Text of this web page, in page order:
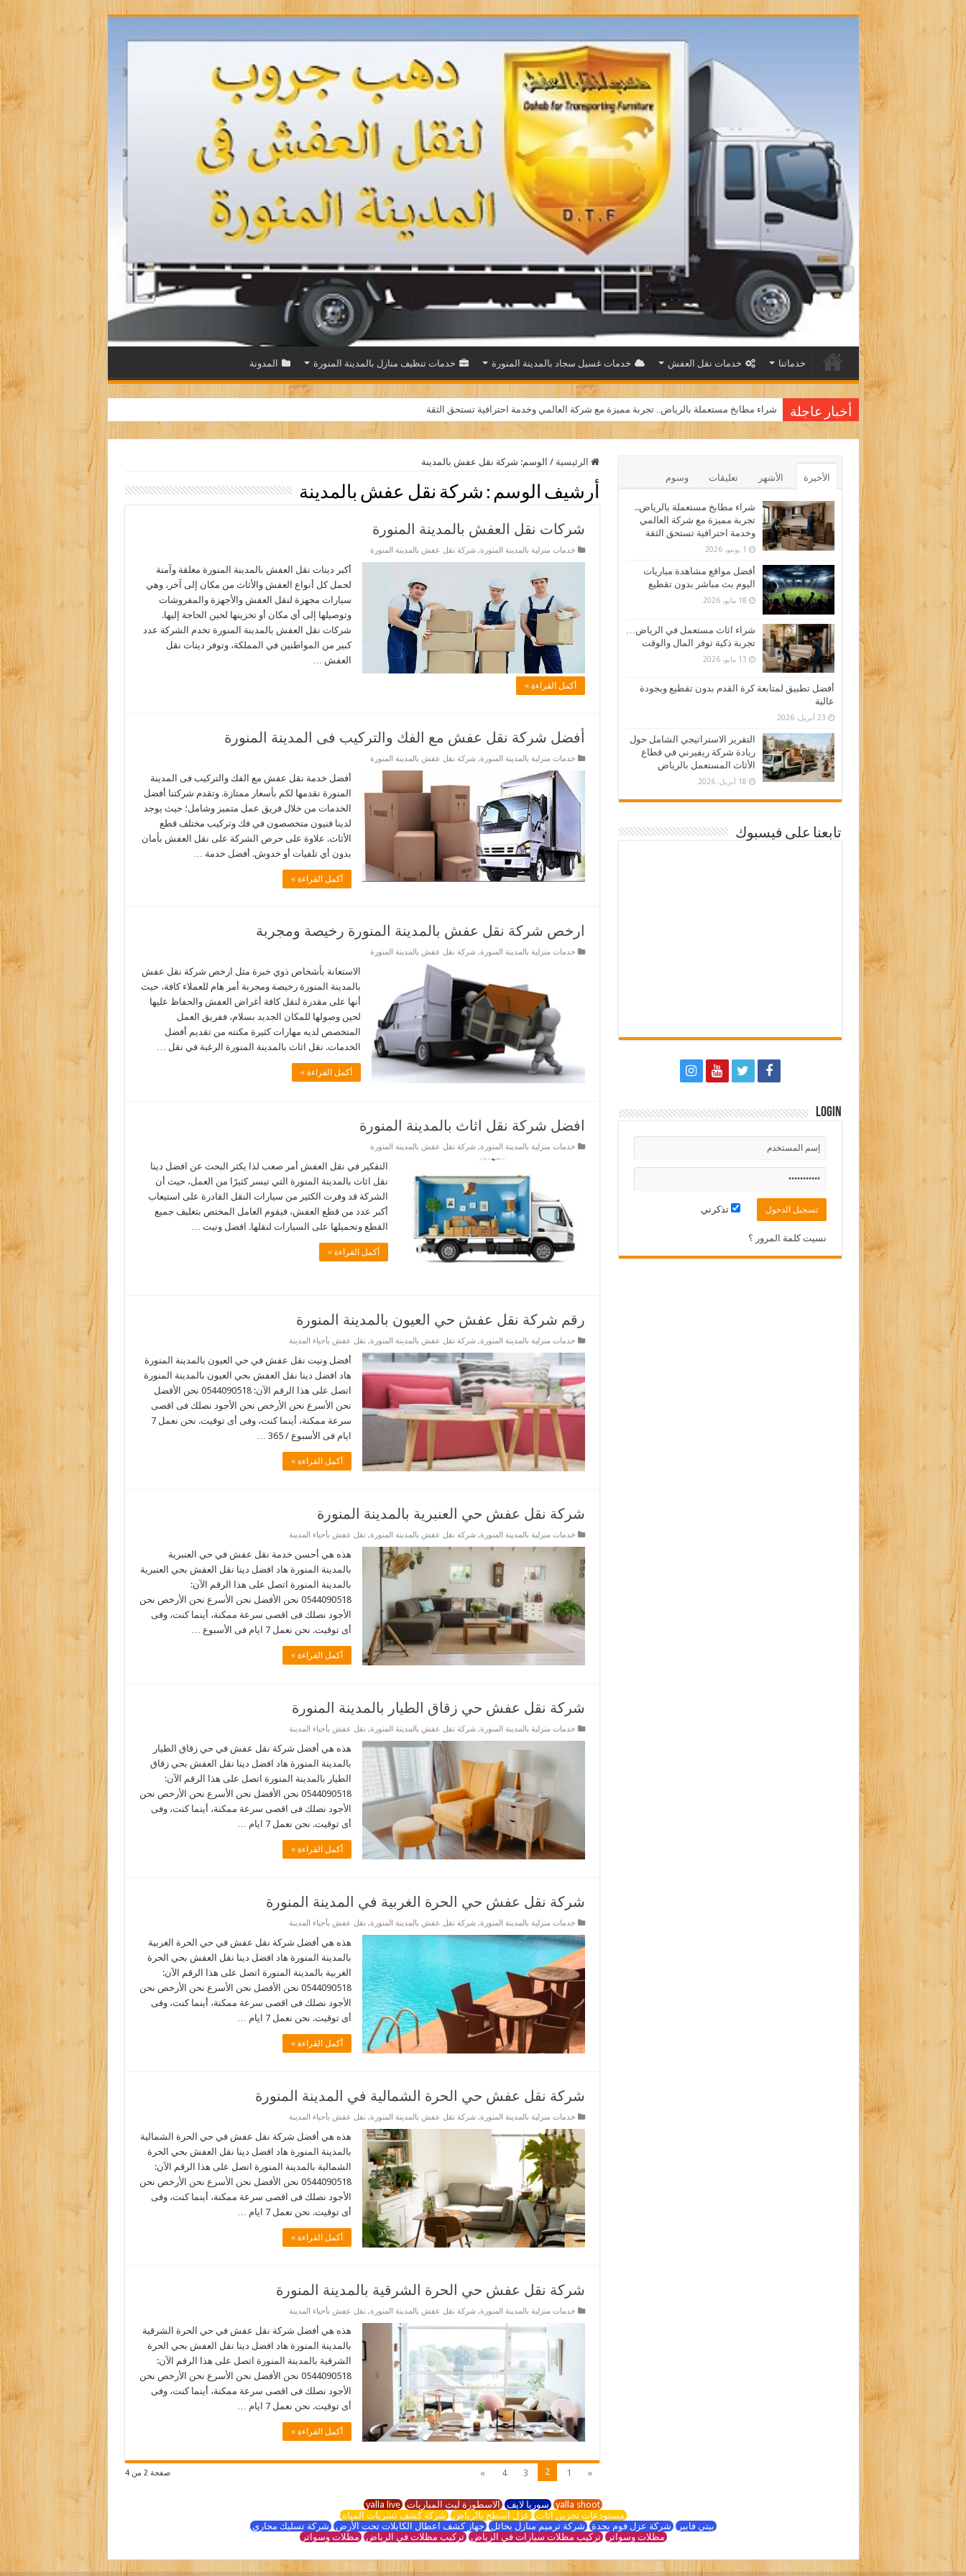
خدماتنا خدمات نقل العفش خدمات غسيل سجاد بالمدينة المنورة خدمات تنظيف منازل بالمدينة المنورة المدونة
أخبار عاجلة شراء مطابخ مستعملة بالرياض.. تجربة مميزة مع شركة العالمي وخدمة احترافية تستحق الثقة
أفضل مواقع مشاهدة مباريات اليوم بث مباشر بدون تقطيع
الرئيسية / الوسم: شركة نقل عفش بالمدينة
أرشيف الوسم : شركة نقل عفش بالمدينة
شركات نقل العفش بالمدينة المنورة
خدمات منزلية بالمدينة المنورة,شركة نقل عفش بالمدينة المنورة
أكبر دينات نقل العفش بالمدينة المنورة مغلقة وآمنة
لحمل كل أنواع العفش والأثاث من مكان إلى آخر، وهي
سيارات مجهزة لنقل العفش والأجهزة والمفروشات
وتوصيلها إلى أي مكان أو تخزينها لحين الحاجة إليها.
شركات نقل العفش بالمدينة المنورة تخدم الشركة عدد
كبير من المواطنين في المملكة، وتوفر دينات نقل
العفش …
أكمل القراءة »
أفضل شركة نقل عفش مع الفك والتركيب فى المدينة المنورة
خدمات منزلية بالمدينة المنورة,شركة نقل عفش بالمدينة المنورة
أفضل خدمة نقل عفش مع الفك والتركيب فى المدينة
المنورة نقدمها لكم بأسعار ممتازة. وتقدم شركتنا أفضل
الخدمات من خلال فريق عمل متميز وشامل؛ حيث يوجد
لدينا فنيون متخصصون في فك وتركيب مختلف قطع
الأثاث. علاوة على حرص الشركة على نقل العفش بأمان
بدون أي تلفيات أو خدوش. أفضل خدمة …
أكمل القراءة »
ارخص شركة نقل عفش بالمدينة المنورة رخيصة ومجربة
خدمات منزلية بالمدينة المنورة,شركة نقل عفش بالمدينة المنورة
الاستعانة بأشخاص ذوي خبرة مثل ارخص شركة نقل عفش
بالمدينة المنورة رخيصة ومجربة أمر هام للعملاء كافة، حيث
أنها على مقدرة لنقل كافة أغراض العفش والحفاظ عليها
لحين وصولها للمكان الجديد بسلام، ففريق العمل
المتخصص لديه مهارات كثيرة مكنته من تقديم أفضل
الخدمات. نقل اثاث بالمدينة المنورة الرغبة في نقل …
أكمل القراءة »
افضل شركة نقل اثاث بالمدينة المنورة
خدمات منزلية بالمدينة المنورة,شركة نقل عفش بالمدينة المنورة
التفكير في نقل العفش أمر صعب لذا يكثر البحث عن افضل دينا
نقل اثاث بالمدينة المنورة التي تيسر كثيرًا من العمل، حيث أن
الشركة قد وفرت الكثير من سيارات النقل القادرة على استيعاب
أكبر عدد من قطع العفش، فيقوم العامل المختص بتغليف جميع
القطع وتحميلها على السيارات لنقلها. افضل ونيت …
أكمل القراءة »
رقم شركة نقل عفش حي العيون بالمدينة المنورة
خدمات منزلية بالمدينة المنورة,شركة نقل عفش بالمدينة المنورة, نقل عفش بأحياء المدينة
أفضل ونيت نقل عفش في حي العيون بالمدينة المنورة
هاد افضل دينا نقل العفش بحي العيون بالمدينة المنورة
اتصل على هذا الرقم الآن: 0544090518 نحن الأفضل
نحن الأسرع نحن الأرخص نحن الأجود نصلك فى اقصى
سرعة ممكنة، أينما كنت، وفى أى توقيت. نحن نعمل 7
ايام فى الأسبوع / 365 …
أكمل القراءة »
شركة نقل عفش حي العنبرية بالمدينة المنورة
خدمات منزلية بالمدينة المنورة,شركة نقل عفش بالمدينة المنورة, نقل عفش بأحياء المدينة
هذه هي أحسن خدمة نقل عفش في حي العنبرية
بالمدينة المنورة هاد افضل دينا نقل العفش بحي العنبرية
بالمدينة المنورة اتصل على هذا الرقم الآن:
0544090518 نحن الأفضل نحن الأسرع نحن الأرخص نحن
الأجود نصلك فى اقصى سرعة ممكنة، أينما كنت، وفى
أى توقيت. نحن نعمل 7 ايام فى الأسبوع …
أكمل القراءة »
شركة نقل عفش حي زقاق الطيار بالمدينة المنورة
خدمات منزلية بالمدينة المنورة,شركة نقل عفش بالمدينة المنورة, نقل عفش بأحياء المدينة
هذه هي أفضل شركة نقل عفش في حي زقاق الطيار
بالمدينة المنورة هاد افضل دينا نقل العفش بحي زقاق
الطيار بالمدينة المنورة اتصل على هذا الرقم الآن:
0544090518 نحن الأفضل نحن الأسرع نحن الأرخص نحن
الأجود نصلك فى اقصى سرعة ممكنة، أينما كنت، وفى
أى توقيت. نحن نعمل 7 ايام …
أكمل القراءة »
شركة نقل عفش حي الحرة الغربية في المدينة المنورة
خدمات منزلية بالمدينة المنورة,شركة نقل عفش بالمدينة المنورة, نقل عفش بأحياء المدينة
هذه هي أفضل شركة نقل عفش في حي الحرة الغربية
بالمدينة المنورة هاد افضل دينا نقل العفش بحي الحرة
الغربية بالمدينة المنورة اتصل على هذا الرقم الآن:
0544090518 نحن الأفضل نحن الأسرع نحن الأرخص نحن
الأجود نصلك فى اقصى سرعة ممكنة، أينما كنت، وفى
أى توقيت. نحن نعمل 7 ايام …
أكمل القراءة »
شركة نقل عفش حي الحرة الشمالية في المدينة المنورة
خدمات منزلية بالمدينة المنورة,شركة نقل عفش بالمدينة المنورة, نقل عفش بأحياء المدينة
هذه هي أفضل شركة نقل عفش في حي الحرة الشمالية
بالمدينة المنورة هاد افضل دينا نقل العفش بحي الحرة
الشمالية بالمدينة المنورة اتصل على هذا الرقم الآن:
0544090518 نحن الأفضل نحن الأسرع نحن الأرخص نحن
الأجود نصلك فى اقصى سرعة ممكنة، أينما كنت، وفى
أى توقيت. نحن نعمل 7 ايام …
أكمل القراءة »
شركة نقل عفش حي الحرة الشرقية بالمدينة المنورة
خدمات منزلية بالمدينة المنورة,شركة نقل عفش بالمدينة المنورة, نقل عفش بأحياء المدينة
هذه هي أفضل شركة نقل عفش في حي الحرة الشرقية
بالمدينة المنورة هاد افضل دينا نقل العفش بحي الحرة
الشرقية بالمدينة المنورة اتصل على هذا الرقم الآن:
0544090518 نحن الأفضل نحن الأسرع نحن الأرخص نحن
الأجود نصلك فى اقصى سرعة ممكنة، أينما كنت، وفى
أى توقيت. نحن نعمل 7 ايام …
أكمل القراءة »
صفحة 2 من 4 «
1
2
3
4
»
الأخيرة الأشهر تعليقات وسوم
شراء مطابخ مستعملة بالرياض..
تجربة مميزة مع شركة العالمي
وخدمة احترافية تستحق الثقة
1 يونيو، 2026
أفضل مواقع مشاهدة مباريات
اليوم بث مباشر بدون تقطيع
18 مايو، 2026
شراء اثاث مستعمل في الرياض…
تجربة ذكية توفر المال والوقت
13 مايو، 2026
أفضل تطبيق لمتابعة كرة القدم بدون تقطيع وبجودة
عالية
23 أبريل، 2026
التقرير الاستراتيجي الشامل حول
ريادة شركة ريفيرني في قطاع
الأثاث المستعمل بالرياض
18 أبريل، 2026
تابعنا على فيسبوك
Login
تذكرني
نسيت كلمة المرور ؟
yalla shoot سوريا لايف الاسطورة لبث المباريات yalla live
مستودعات تخزين اثاث عزل اسطح بالرياض شركة كشف تسربات المياه
بيتي فايبر شركة عزل فوم بجدة شركة ترميم منازل بحائل جهاز كشف اعطال الكابلات تحت الأرض شركة تسليك مجاري
مظلات وسواتر تركيب مظلات سيارات في الرياض تركيب مظلات في الرياض مظلات وسواتر